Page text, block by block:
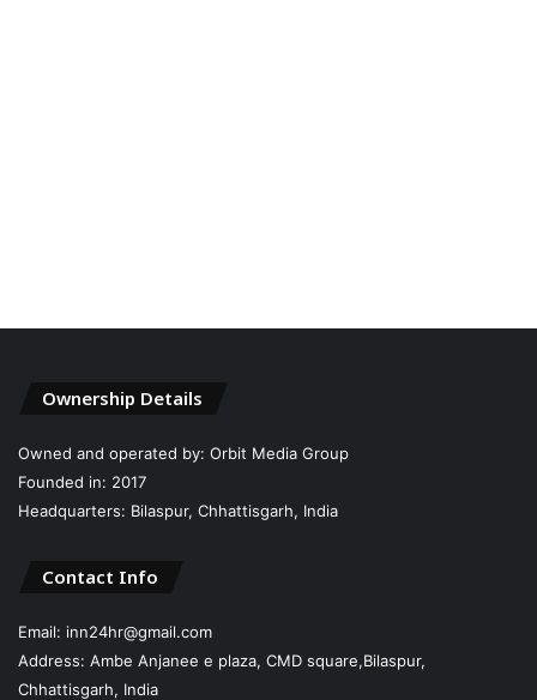
Ownership Details
Owned and operated by: Orbit Media Group
Founded in: 2017
Headquarters: Bilaspur, Chhattisgarh, India
Contact Info
Email: inn24hr@gmail.com
Address: Ambe Anjanee e plaza, CMD square,Bilaspur,
Chhattisgarh, India